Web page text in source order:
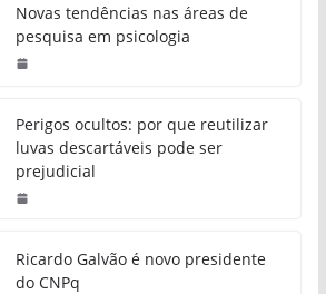
Novas tendências nas áreas de
pesquisa em psicologia
Perigos ocultos: por que reutilizar
luvas descartáveis pode ser
prejudicial
Ricardo Galvão é novo presidente
do CNPq